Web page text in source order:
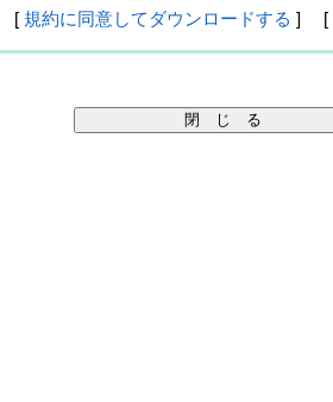
[ 規約に同意してダウンロードする ] [